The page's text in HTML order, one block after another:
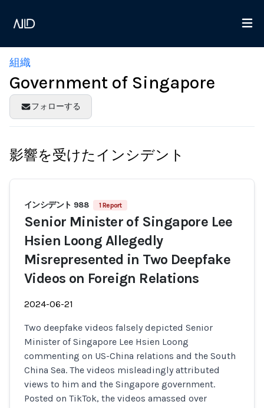
組織
Government of Singapore
フォローする
影響を受けたインシデント
インシデント 988 1 Report
Senior Minister of Singapore Lee
Hsien Loong Allegedly
Misrepresented in Two Deepfake
Videos on Foreign Relations
2024-06-21
Two deepfake videos falsely depicted Senior
Minister of Singapore Lee Hsien Loong
commenting on US-China relations and the South
China Sea. The videos misleadingly attributed
views to him and the Singapore government.
Posted on TikTok, the videos amassed over